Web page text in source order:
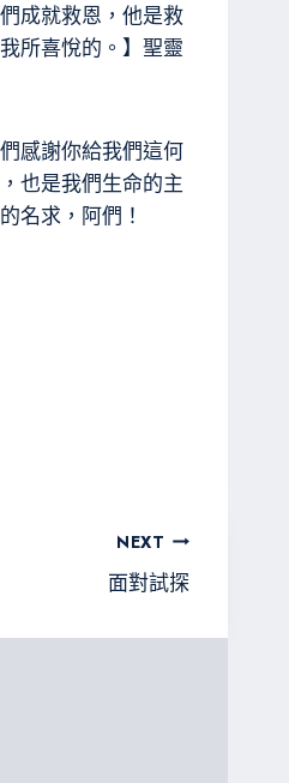
成就救恩，他是救
所喜悅的。】聖靈
感謝你給我們這何
也是我們生命的主
名求，阿們！
NEXT
面對試探